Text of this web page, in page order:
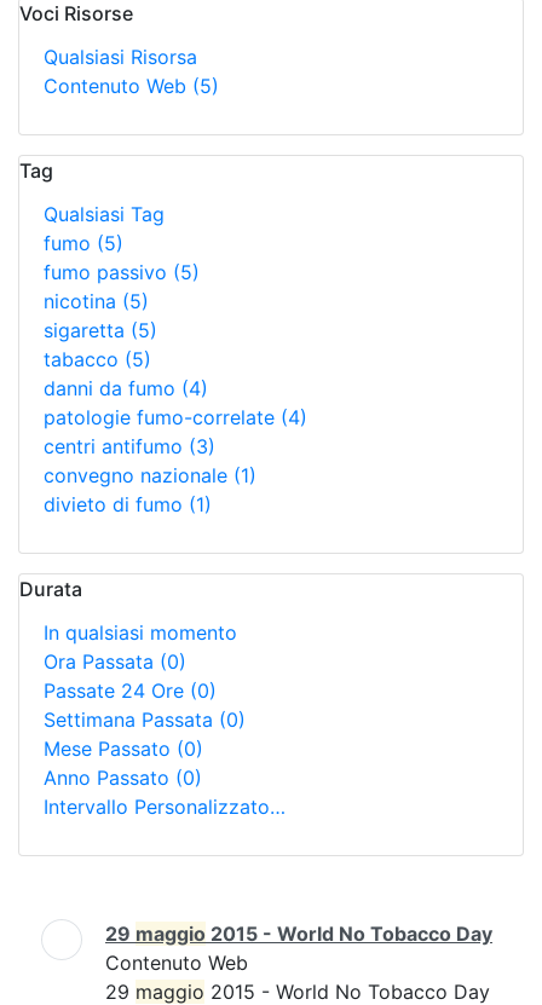
Voci Risorse
Qualsiasi Risorsa
Contenuto Web (5)
Tag
Qualsiasi Tag
fumo (5)
fumo passivo (5)
nicotina (5)
sigaretta (5)
tabacco (5)
danni da fumo (4)
patologie fumo-correlate (4)
centri antifumo (3)
convegno nazionale (1)
divieto di fumo (1)
Durata
In qualsiasi momento
Ora Passata (0)
Passate 24 Ore (0)
Settimana Passata (0)
Mese Passato (0)
Anno Passato (0)
Intervallo Personalizzato…
Ricerca
29 maggio 2015 - World No Tobacco Day
Contenuto Web
29 maggio 2015 - World No Tobacco Day